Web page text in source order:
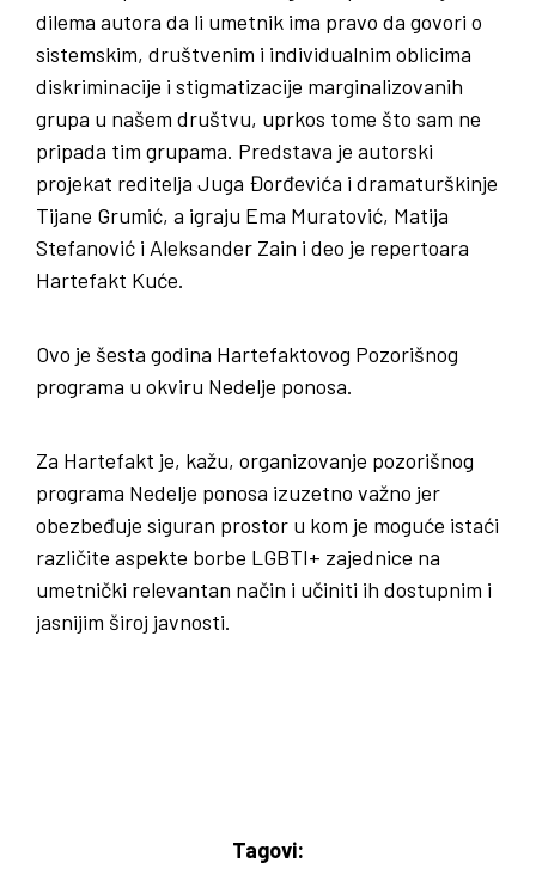
dilema autora da li umetnik ima pravo da govori o
sistemskim, društvenim i individualnim oblicima
diskriminacije i stigmatizacije marginalizovanih
grupa u našem društvu, uprkos tome što sam ne
pripada tim grupama. Predstava je autorski
projekat reditelja Juga Đorđevića i dramaturškinje
Tijane Grumić, a igraju Ema Muratović, Matija
Stefanović i Aleksander Zain i deo je repertoara
Hartefakt Kuće.
Ovo je šesta godina Hartefaktovog Pozorišnog
programa u okviru Nedelje ponosa.
Za Hartefakt je, kažu, organizovanje pozorišnog
programa Nedelje ponosa izuzetno važno jer
obezbeđuje siguran prostor u kom je moguće istaći
različite aspekte borbe LGBTI+ zajednice na
umetnički relevantan način i učiniti ih dostupnim i
jasnijim široj javnosti.
Tagovi: